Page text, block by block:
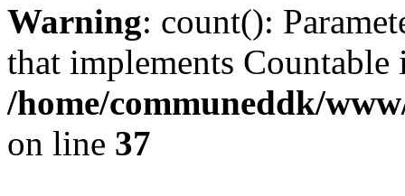
Warning: count():
that implements Countable
/home/communeddk/
on line 37